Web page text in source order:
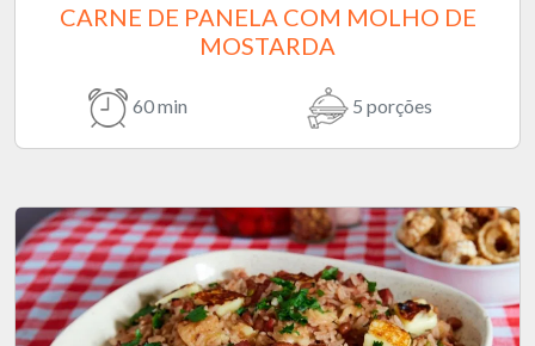
CARNE DE PANELA COM MOLHO DE
MOSTARDA
60 min 5 porções